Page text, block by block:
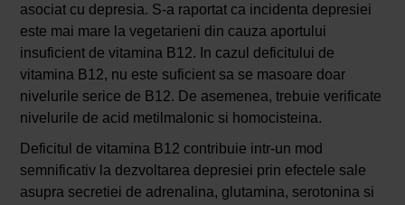
asociat cu depresia. S-a raportat ca incidenta depresiei
este mai mare la vegetarieni din cauza aportului
insuficient de vitamina B12. In cazul deficitului de
vitamina B12, nu este suficient sa se masoare doar
nivelurile serice de B12. De asemenea, trebuie verificate
nivelurile de acid metilmalonic si homocisteina.
Deficitul de vitamina B12 contribuie intr-un mod
semnificativ la dezvoltarea depresiei prin efectele sale
asupra secretiei de adrenalina, glutamina, serotonina si